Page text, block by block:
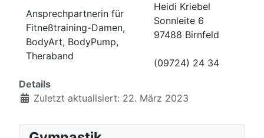
Ansprechpartnerin für
Fitneßtraining-Damen,
BodyArt, BodyPump,
Theraband
Heidi Kriebel
Sonnleite 6
97488 Birnfeld
(09724) 24 34
Details
Zuletzt aktualisiert: 22. März 2023